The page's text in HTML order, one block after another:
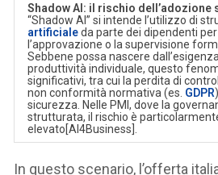
Shadow AI: il rischio dell’adozione
“Shadow AI” si intende l’utilizzo di
artificialeda parte dei dipendenti
l’approvazione o la supervisione
Sebbene possa nascere
produttività individuale, questo
significativi, tra cui la perdita di
non conformità normativa (es. GDPR
sicurezza. Nelle PMI, dove la
strutturata, il rischio è
elevato[AI4Business].
In questo scenario, l’offerta